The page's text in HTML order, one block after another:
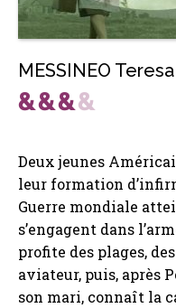
MESSINEO Teresa
Deux jeunes
leur formation
Guerre mondiale
s’engagent dans
profite des plages,
aviateur, puis, après
son mari, connaît la